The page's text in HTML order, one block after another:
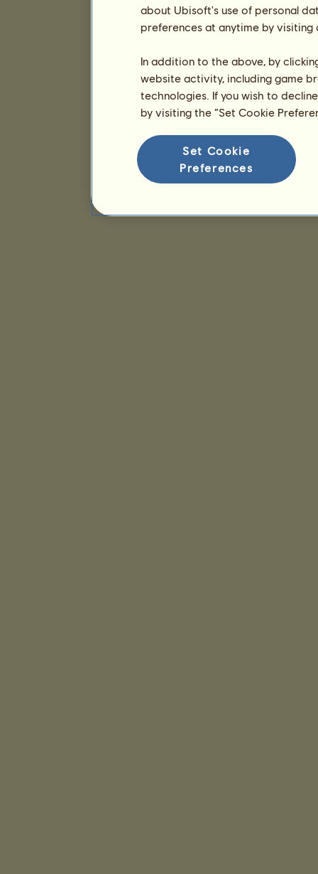
about Ubisoft's use of personal
preferences at anytime by
In addition to the above, by
website activity, including game
technologies. If you wish to
by visiting the “Set Cookie
Set Cookie
Preferences